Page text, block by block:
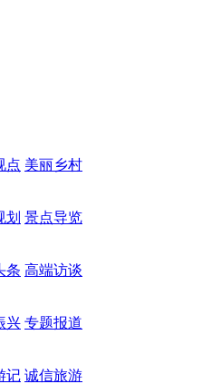
点 美丽乡村
划 景点导览
条 高端访谈
兴 专题报道
记 诚信旅游